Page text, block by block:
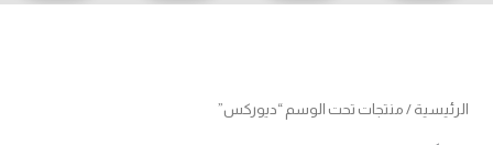
الرئيسية / منتجات تحت الوسم “ديوركس”